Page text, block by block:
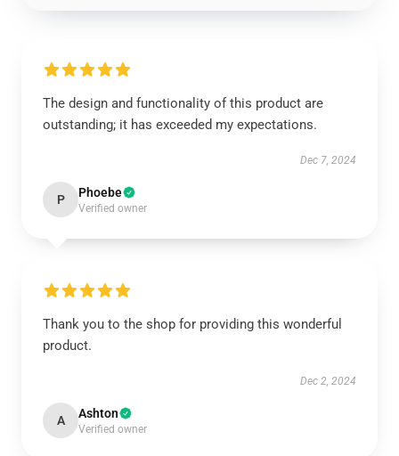
The design and functionality of this product are
outstanding; it has exceeded my expectations.
Dec 7, 2024
P Phoebe
Verified owner
Thank you to the shop for providing this wonderful
product.
Dec 2, 2024
A Ashton
Verified owner